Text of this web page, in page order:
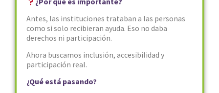
Antes, las instituciones trataban a las personas
como si solo recibieran ayuda. Eso no daba
derechos ni participación.
Ahora buscamos inclusión, accesibilidad y
participación real.
¿Qué está pasando?